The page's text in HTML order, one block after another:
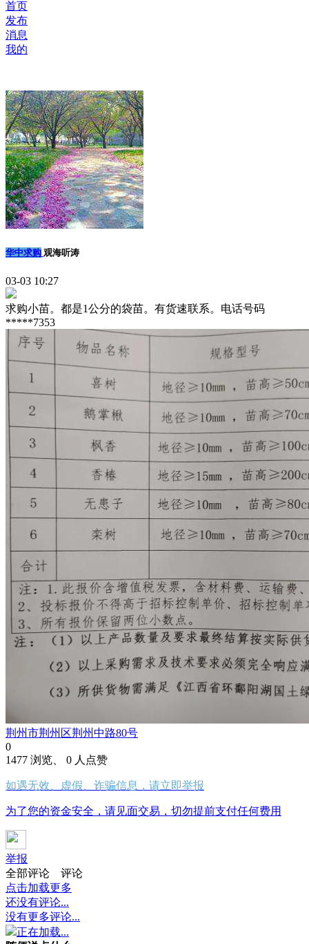
首页
发布
消息
我的
华中求购 观海听涛
03-03 10:27
求购小苗。都是1公分的袋苗。有货速联系。电话号码
*****7353
荆州市荆州区荆州中路80号
0
1477 浏览、 0 人点赞
如遇无效、虚假、诈骗信息，请立即举报
为了您的资金安全，请见面交易，切勿提前支付任何费用
举报
全部评论
评论
点击加载更多
还没有评论...
没有更多评论...
正在加载...